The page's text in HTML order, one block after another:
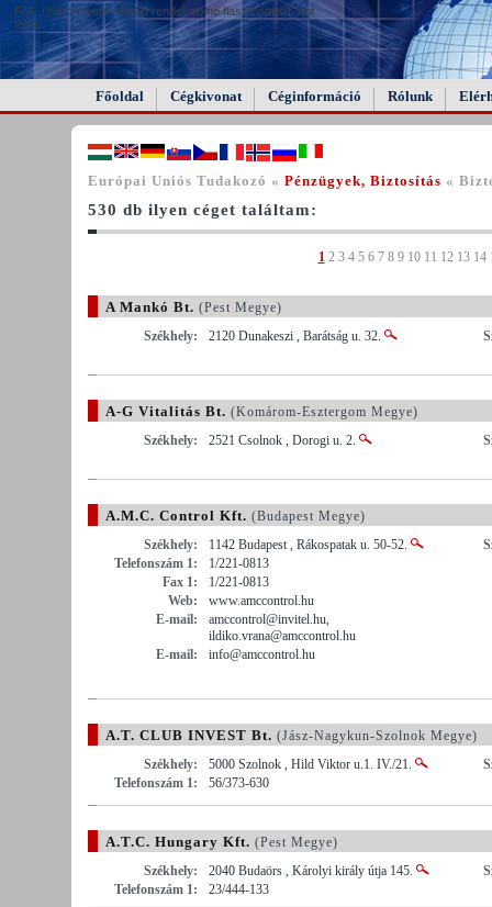
FAIL (the browser should render some flash content, not
this).
Főoldal Cégkivonat Céginformáció Rólunk
Európai Uniós Tudakozó « Pénzügyek, Biztosítás «
530 db ilyen céget találtam:
1 2 3 4 5 6 7 8 9 10 11 12 13 14
A Mankó Bt. (Pest Megye)
Székhely:
2120 Dunakeszi , Barátság u. 32.
A-G Vitalitás Bt. (Komárom-Esztergom Megye)
Székhely:
2521 Csolnok , Dorogi u. 2.
A.M.C. Control Kft. (Budapest Megye)
Székhely:
1142 Budapest , Rákospatak u. 50-52.
Telefonszám 1:
1/221-0813
Fax 1:
1/221-0813
Web:
www.amccontrol.hu
E-mail:
amccontrol@invitel.hu,
ildiko.vrana@amccontrol.hu
E-mail:
info@amccontrol.hu
A.T. CLUB INVEST Bt. (Jász-Nagykun-Szolnok Megye)
Székhely:
5000 Szolnok , Hild Viktor u.1. IV./21.
Telefonszám 1:
56/373-630
A.T.C. Hungary Kft. (Pest Megye)
Székhely:
2040 Budaörs , Károlyi király útja 145.
Telefonszám 1:
23/444-133